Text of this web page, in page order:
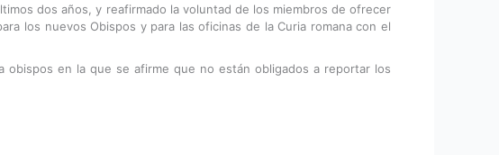
dos años, y reafirmado la voluntad de los miembros de ofrecer
los nuevos Obispos y para las oficinas de la Curia romana con el
obispos en la que se afirme que no están obligados a reportar los